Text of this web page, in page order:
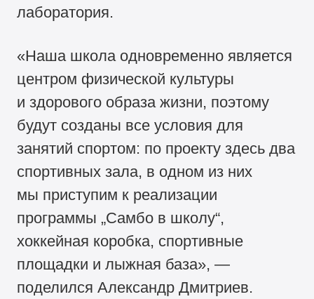
лаборатория.
«Наша школа одновременно является
центром физической культуры
и здорового образа жизни, поэтому
будут созданы все условия для
занятий спортом: по проекту здесь два
спортивных зала, в одном из них
мы приступим к реализации
программы „Самбо в школу“,
хоккейная коробка, спортивные
площадки и лыжная база», —
поделился Александр Дмитриев.